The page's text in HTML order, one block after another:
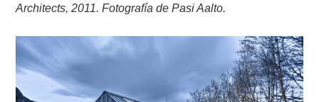
Architects, 2011. Fotografía de Pasi Aalto.